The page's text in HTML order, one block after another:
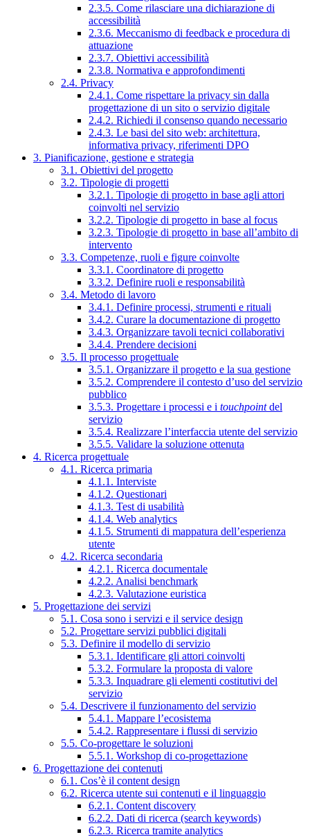
2.3.5. Come rilasciare una dichiarazione di
accessibilità
2.3.6. Meccanismo di feedback e procedura di
attuazione
2.3.7. Obiettivi accessibilità
2.3.8. Normativa e approfondimenti
2.4. Privacy
2.4.1. Come rispettare la privacy sin dalla
progettazione di un sito o servizio digitale
2.4.2. Richiedi il consenso quando necessario
2.4.3. Le basi del sito web: architettura,
informativa privacy, riferimenti DPO
3. Pianificazione, gestione e strategia
3.1. Obiettivi del progetto
3.2. Tipologie di progetti
3.2.1. Tipologie di progetto in base agli attori
coinvolti nel servizio
3.2.2. Tipologie di progetto in base al focus
3.2.3. Tipologie di progetto in base all’ambito di
intervento
3.3. Competenze, ruoli e figure coinvolte
3.3.1. Coordinatore di progetto
3.3.2. Definire ruoli e responsabilità
3.4. Metodo di lavoro
3.4.1. Definire processi, strumenti e rituali
3.4.2. Curare la documentazione di progetto
3.4.3. Organizzare tavoli tecnici collaborativi
3.4.4. Prendere decisioni
3.5. Il processo progettuale
3.5.1. Organizzare il progetto e la sua gestione
3.5.2. Comprendere il contesto d’uso del servizio
pubblico
3.5.3. Progettare i processi e i touchpointdel
servizio
3.5.4. Realizzare l’interfaccia utente del servizio
3.5.5. Validare la soluzione ottenuta
4. Ricerca progettuale
4.1. Ricerca primaria
4.1.1. Interviste
4.1.2. Questionari
4.1.3. Test di usabilità
4.1.4. Web analytics
4.1.5. Strumenti di mappatura dell’esperienza
utente
4.2. Ricerca secondaria
4.2.1. Ricerca documentale
4.2.2. Analisi benchmark
4.2.3. Valutazione euristica
5. Progettazione dei servizi
5.1. Cosa sono i servizi e il service design
5.2. Progettare servizi pubblici digitali
5.3. Definire il modello di servizio
5.3.1. Identificare gli attori coinvolti
5.3.2. Formulare la proposta di valore
5.3.3. Inquadrare gli elementi costitutivi del
servizio
5.4. Descrivere il funzionamento del servizio
5.4.1. Mappare l’ecosistema
5.4.2. Rappresentare i flussi di servizio
5.5. Co-progettare le soluzioni
5.5.1. Workshop di co-progettazione
6. Progettazione dei contenuti
6.1. Cos’è il content design
6.2. Ricerca utente sui contenuti e il linguaggio
6.2.1. Content discovery
6.2.2. Dati di ricerca (search keywords)
6.2.3. Ricerca tramite analytics